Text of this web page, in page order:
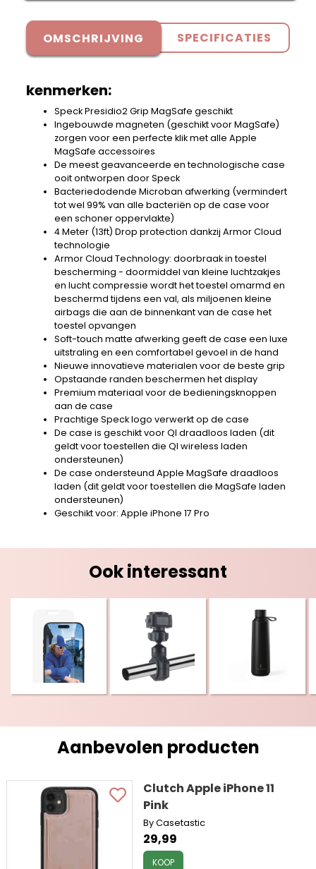
OMSCHRIJVING SPECIFICATIES
kenmerken:
Speck Presidio2 Grip MagSafe geschikt
Ingebouwde magneten (geschikt voor MagSafe)
zorgen voor een perfecte klik met alle Apple
MagSafe accessoires
De meest geavanceerde en technologische case
ooit ontworpen door Speck
Bacteriedodende Microban afwerking (vermindert
tot wel 99% van alle bacteriën op de case voor
een schoner oppervlakte)
4 Meter (13ft) Drop protection dankzij Armor Cloud
technologie
Armor Cloud Technology: doorbraak in toestel
bescherming - doormiddel van kleine luchtzakjes
en lucht compressie wordt het toestel omarmd en
beschermd tijdens een val, als miljoenen kleine
airbags die aan de binnenkant van de case het
toestel opvangen
Soft-touch matte afwerking geeft de case een luxe
uitstraling en een comfortabel gevoel in de hand
Nieuwe innovatieve materialen voor de beste grip
Opstaande randen beschermen het display
Premium materiaal voor de bedieningsknoppen
aan de case
Prachtige Speck logo verwerkt op de case
De case is geschikt voor QI draadloos laden (dit
geldt voor toestellen die QI wireless laden
ondersteunen)
De case ondersteund Apple MagSafe draadloos
laden (dit geldt voor toestellen die MagSafe laden
ondersteunen)
Geschikt voor: Apple iPhone 17 Pro
Ook interessant
Aanbevolen producten
Clutch Apple iPhone 11
Pink
By Casetastic
29,99
KOOP